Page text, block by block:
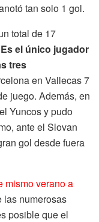
tan solo 1 gol.
total de 17
Es el único jugador
tres
en Vallecas 7
juego. Además, en
Yuncos y pudo
ante el Slovan
gol desde fuera
mismo verano a
las numerosas
posible que el